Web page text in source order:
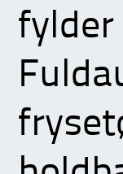
fylder